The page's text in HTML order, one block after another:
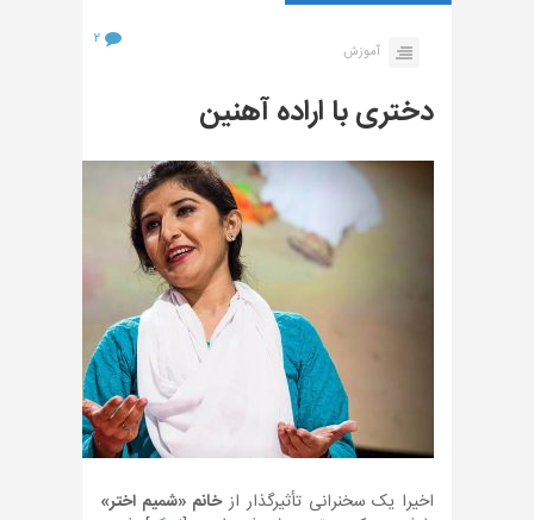
آموزش
۲
دختری با اراده آهنین
اخیرا یک سخنرانی تأثیرگذار ازخانم «شمیم اختر»